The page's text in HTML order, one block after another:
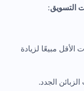
التسويق:
الأقل مبيعًا لزيادة
الجدد.